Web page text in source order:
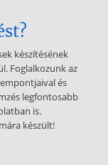
készítésének
Foglalkozunk az
és
legfontosabb
is.
készült!